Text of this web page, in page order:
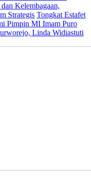
Kelembagaan,
Strategis Tongkat Estafet
Pimpin MI Imam Puro
Linda Widiastuti